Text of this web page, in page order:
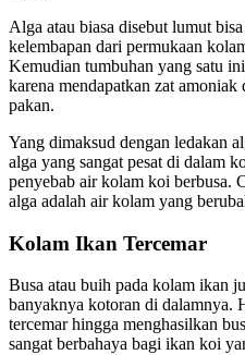
Alga atau biasa disebut lumut
kelembapan dari permukaan
Kemudian tumbuhan yang satu
karena mendapatkan zat
pakan.
Yang dimaksud dengan ledakan
alga yang sangat pesat di dalam
penyebab air kolam koi berbusa.
alga adalah air kolam yang
Kolam Ikan Tercemar
Busa atau buih pada kolam ikan
banyaknya kotoran di dalamnya.
tercemar hingga menghasilkan
sangat berbahaya bagi ikan koi